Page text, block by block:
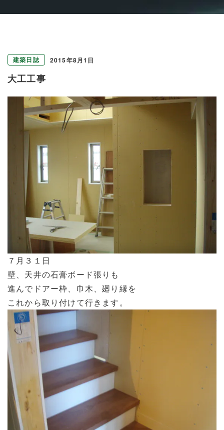
建築日誌 2015年8月1日
大工工事
７月３１日
壁、天井の石膏ボード張りも
進んでドアー枠、巾木、廻り縁を
これから取り付けて行きます。